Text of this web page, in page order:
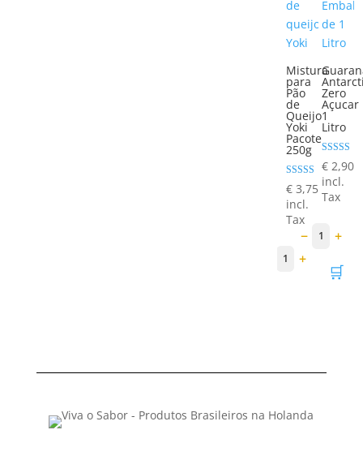
Mistura
para
Pão
de
Queijo
Yoki
Pacote
250g
Avaliação
5.00
de 5
€3,75
incl.
Tax
1 +
🛒
Zero
Açucar
1
Litro
Avaliação
5.00
de 5
€2,90
incl.
Tax
− 1 +